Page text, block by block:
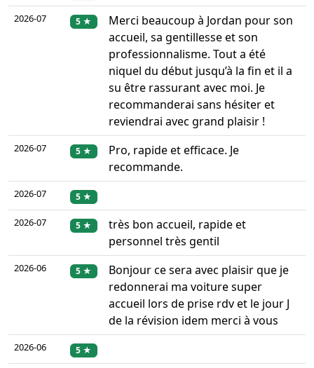
2026-07 5 ★
Merci beaucoup à Jordan pour son
accueil, sa gentillesse et son
professionnalisme. Tout a été
niquel du début jusqu’à la fin et il a
su être rassurant avec moi. Je
recommanderai sans hésiter et
reviendrai avec grand plaisir !
2026-07 5 ★
Pro, rapide et efficace. Je
recommande.
2026-07 5 ★
2026-07 5 ★
très bon accueil, rapide et
personnel très gentil
2026-06 5 ★
Bonjour ce sera avec plaisir que je
redonnerai ma voiture super
accueil lors de prise rdv et le jour J
de la révision idem merci à vous
2026-06 5 ★